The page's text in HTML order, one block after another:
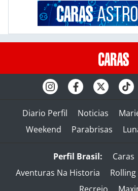
Diario Perfil Noticias
Weekend
Parabrisas
Perfil Brasil: Caras
Aventuras Na Historia